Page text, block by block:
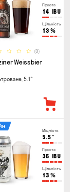
Гіркота
14 IBU
Щільність
13 %
(0)
Weissbier
5.1°
Міцність
5.5 °
Гіркота
36 IBU
Щільність
13 %